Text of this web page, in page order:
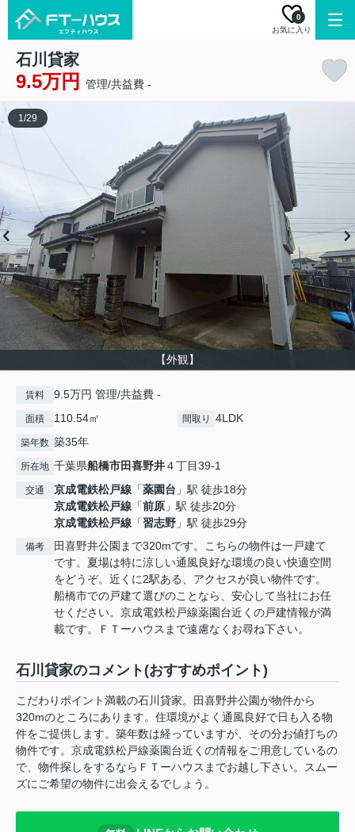
お気に入り
0
石川貸家
9.5万円 管理/共益費 -
【外観】
1/29
賃料 9.5万円 管理/共益費 -
面積 110.54㎡ 間取り 4LDK
築年数 築35年
所在地 千葉県船橋市田喜野井４丁目39-1
交通 京成電鉄松戸線 「薬園台 」駅 徒歩18分
京成電鉄松戸線 「前原 」駅 徒歩20分
京成電鉄松戸線 「習志野 」駅 徒歩29分
備考
田喜野井公園まで320mです。こちらの物件は一戸建て
です。夏場は特に涼しい通風良好な環境の良い快適空間
をどうぞ。近くに2駅ある、アクセスが良い物件です。
船橋市での戸建て選びのことなら、安心して当社にお任
せください。京成電鉄松戸線薬園台近くの戸建情報が満
載です。ＦＴーハウスまで遠慮なくお尋ね下さい。
石川貸家のコメント(おすすめポイント)
こだわりポイント満載の石川貸家。田喜野井公園が物件から
320mのところにあります。住環境がよく通風良好で日も入る物
件をご提供します。築年数は経っていますが、その分お値打ちの
物件です。京成電鉄松戸線薬園台近くの情報をご用意しているの
で、物件探しをするならＦＴーハウスまでお越し下さい。スムー
ズにご希望の物件に出会えるでしょう。